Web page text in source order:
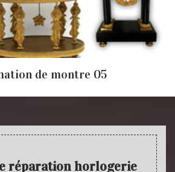
de montre 05
réparation horlogerie